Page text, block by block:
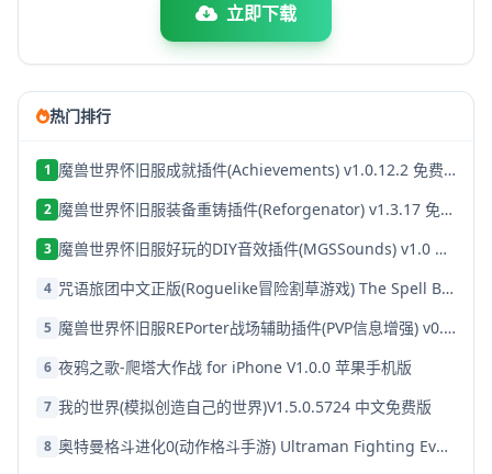
立即下载
热门排行
1 魔兽世界怀旧服成就插件(Achievements) v1.0.12.2 免费版
2 魔兽世界怀旧服装备重铸插件(Reforgenator) v1.3.17 免费版
3 魔兽世界怀旧服好玩的DIY音效插件(MGSSounds) v1.0 最新免费版
4 咒语旅团中文正版(Roguelike冒险割草游戏) The Spell Brigade v0.14.9 安卓版
5 魔兽世界怀旧服REPorter战场辅助插件(PVP信息增强) v0.9.5 免费版
6 夜鸦之歌-爬塔大作战 for iPhone V1.0.0 苹果手机版
7 我的世界(模拟创造自己的世界)V1.5.0.5724 中文免费版
8 奥特曼格斗进化0(动作格斗手游) Ultraman Fighting Evolution 0 v2.9.7 安卓手机版